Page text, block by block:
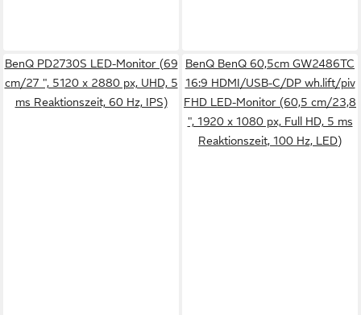
BenQ PD2730S LED-Monitor (69
cm/27 ", 5120 x 2880 px, UHD, 5
ms Reaktionszeit, 60 Hz, IPS)
BenQ BenQ 60,5cm GW2486TC
16:9 HDMI/USB-C/DP wh.lift/piv
FHD LED-Monitor (60,5 cm/23,8
", 1920 x 1080 px, Full HD, 5 ms
Reaktionszeit, 100 Hz, LED)